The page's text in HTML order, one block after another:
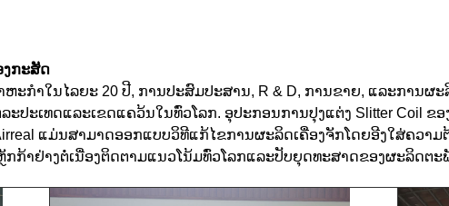
ງກະສັດ
ະກໍາໃນໄລຍະ 20 ປີ, ການປະສົມປະສານ, R & D, ການຂາຍ, ແລະການຜ
ະເທດແລະເຂດແຄວ້ນໃນທົ່ວໂລກ. ອຸປະກອນການປຸງແຕ່ງ Slitter Coil ຂ
ແມ່ນສາມາດອອກແບບວິທີແກ້ໄຂການຜະລິດເຄື່ອງຈັກໂດຍອີງໃສ່ຄວາ
ກ້າຢ່າງຕໍ່ເນື່ອງຕິດຕາມແນວໂນ້ມທົ່ວໂລກແລະປັບຍຸດທະສາດຂອງຜະລິດຕ